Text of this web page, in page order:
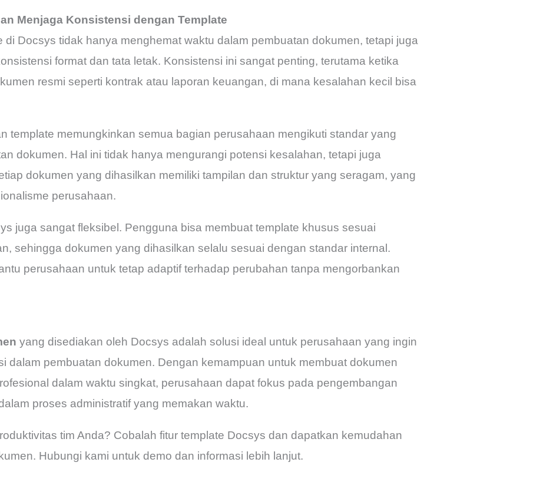
Menjaga Konsistensi dengan Template
di Docsys tidak hanya menghemat waktu dalam pembuatan dokumen, tetapi juga
format dan tata letak. Konsistensi ini sangat penting, terutama ketika
resmi seperti kontrak atau laporan keuangan, di mana kesalahan kecil bisa
template memungkinkan semua bagian perusahaan mengikuti standar yang
dokumen. Hal ini tidak hanya mengurangi potensi kesalahan, tetapi juga
dokumen yang dihasilkan memiliki tampilan dan struktur yang seragam, yang
perusahaan.
juga sangat fleksibel. Pengguna bisa membuat template khusus sesuai
sehingga dokumen yang dihasilkan selalu sesuai dengan standar internal.
perusahaan untuk tetap adaptif terhadap perubahan tanpa mengorbankan
yang disediakan oleh Docsys adalah solusi ideal untuk perusahaan yang ingin
dalam pembuatan dokumen. Dengan kemampuan untuk membuat dokumen
dalam waktu singkat, perusahaan dapat fokus pada pengembangan
proses administratif yang memakan waktu.
tim Anda? Cobalah fitur template Docsys dan dapatkan kemudahan
Hubungi kami untuk demo dan informasi lebih lanjut.